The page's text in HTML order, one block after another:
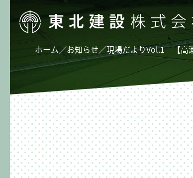
ホーム／お知らせ／現場だよりVol.1 【高